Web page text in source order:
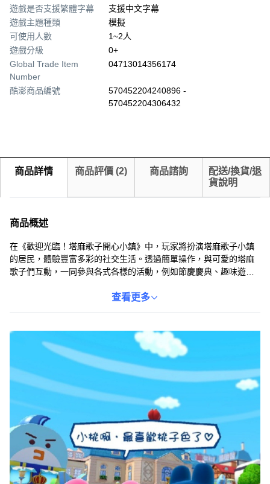
遊戲是否支援繁體字幕
支援中文字幕
遊戲主題種類
模擬
可使用人數
1~2人
遊戲分級
0+
Global Trade Item
Number
04713014356174
酷澎商品編號
570452204240896 -
570452204306432
商品詳情 商品評價 (2) 商品諮詢
配送/換貨/退
貨說明
商品概述
在《歡迎光臨！塔麻歌子開心小鎮》中，玩家將扮演塔麻歌子小鎮
的居民，體驗豐富多彩的社交生活。透過簡單操作，與可愛的塔麻
歌子們互動，一同參與各式各樣的活動，例如節慶慶典、趣味遊戲
無二的塔麻歌子小鎮生活。快來加入，與塔麻歌子們共創美好回
查看更多